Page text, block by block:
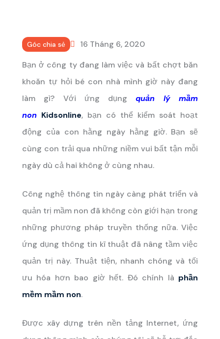
Góc chia sẻ
16 Tháng 6, 2020
Bạn ở công ty đang làm việc và bất chợt băn
khoăn tự hỏi bé con nhà mình giờ này đang
làm gì? Với ứng dụngquản lý mầm
non Kidsonline, bạn có thể kiểm soát hoạt
động của con hằng ngày hằng giờ. Bạn sẽ
cùng con trải qua những niềm vui bất tận mỗi
ngày dù cả hai không ở cùng nhau.
Công nghệ thông tin ngày càng phát triển và
quản trị mầm non đã không còn giới hạn trong
những phương pháp truyền thống nữa. Việc
ứng dụng thông tin kĩ thuật đã nâng tầm việc
quản trị này. Thuật tiện, nhanh chóng và tối
ưu hóa hơn bao giờ hết. Đó chính là phần
mềm mầm non.
Được xây dựng trên nền tảng Internet, ứng